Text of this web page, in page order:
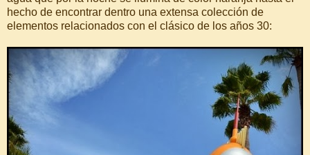
hecho de encontrar dentro una extensa colección de
elementos relacionados con el clásico de los años 30: